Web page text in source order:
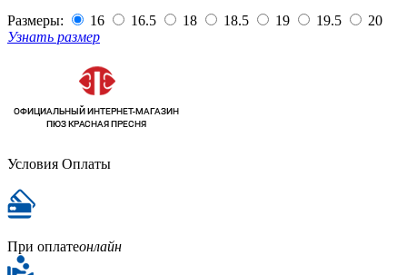
Размеры:
16 16.5 18 18.5 19 19.5
20
Узнать размер
Условия Оплаты
При оплатеонлайн